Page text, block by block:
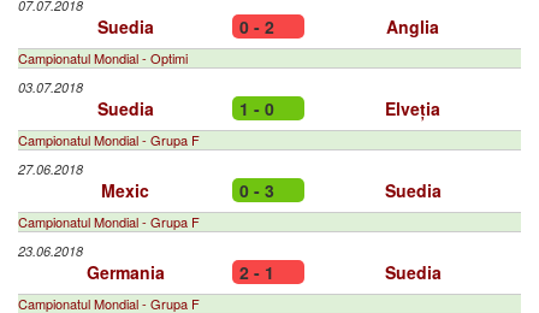
07.07.2018
Suedia 0 - 2 Anglia
Campionatul Mondial - Optimi
03.07.2018
Suedia 1 - 0 Elveția
Campionatul Mondial - Grupa F
27.06.2018
Mexic 0 - 3 Suedia
Campionatul Mondial - Grupa F
23.06.2018
Germania 2 - 1 Suedia
Campionatul Mondial - Grupa F